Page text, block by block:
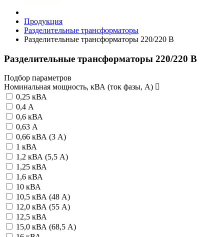
Продукция
Разделительные трансформаторы
Разделительные трансформаторы 220/220 В
Разделительные трансформаторы 220/220 В
Подбор параметров
Номинальная мощность, кВА (ток фазы, А)
0,25 кВА
0,4 А
0,6 кВА
0,63 А
0,66 кВА (3 А)
1 кВА
1,2 кВА (5,5 А)
1,25 кВА
1,6 кВА
10 кВА
10,5 кВА (48 А)
12,0 кВА (55 А)
12,5 кВА
15,0 кВА (68,5 А)